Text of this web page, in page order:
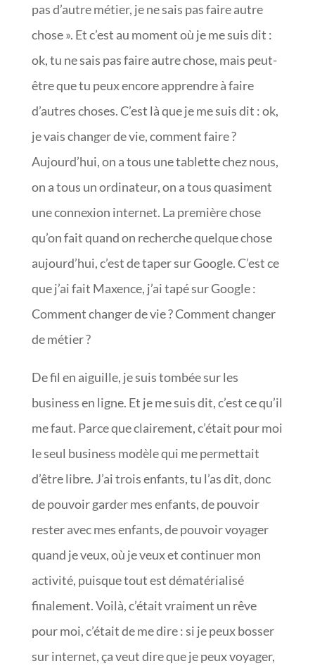
pas d’autre métier, je ne sais pas faire autre
chose ». Et c’est au moment où je me suis dit :
ok, tu ne sais pas faire autre chose, mais peut-
être que tu peux encore apprendre à faire
d’autres choses. C’est là que je me suis dit : ok,
je vais changer de vie, comment faire ?
Aujourd’hui, on a tous une tablette chez nous,
on a tous un ordinateur, on a tous quasiment
une connexion internet. La première chose
qu’on fait quand on recherche quelque chose
aujourd’hui, c’est de taper sur Google. C’est ce
que j’ai fait Maxence, j’ai tapé sur Google :
Comment changer de vie ? Comment changer
de métier ?
De fil en aiguille, je suis tombée sur les
business en ligne. Et je me suis dit, c’est ce qu’il
me faut. Parce que clairement, c’était pour moi
le seul business modèle qui me permettait
d’être libre. J’ai trois enfants, tu l’as dit, donc
de pouvoir garder mes enfants, de pouvoir
rester avec mes enfants, de pouvoir voyager
quand je veux, où je veux et continuer mon
activité, puisque tout est dématérialisé
finalement. Voilà, c’était vraiment un rêve
pour moi, c’était de me dire : si je peux bosser
sur internet, ça veut dire que je peux voyager,